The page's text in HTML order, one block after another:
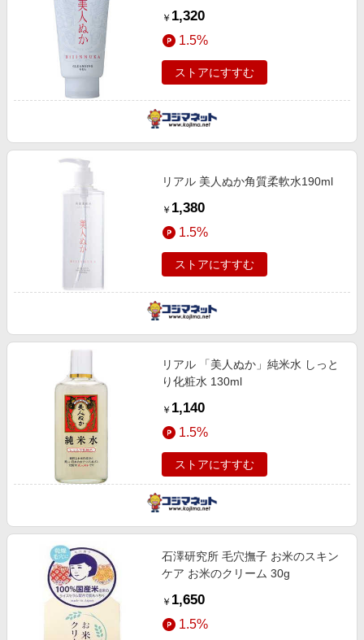
￥ 1,320
1.5%
ストアにすすむ
リアル 美人ぬか角質柔軟水190ml
￥ 1,380
1.5%
ストアにすすむ
リアル 「美人ぬか」純米水 しっと
り化粧水 130ml
￥ 1,140
1.5%
ストアにすすむ
石澤研究所 毛穴撫子 お米のスキン
ケア お米のクリーム 30g
￥ 1,650
1.5%